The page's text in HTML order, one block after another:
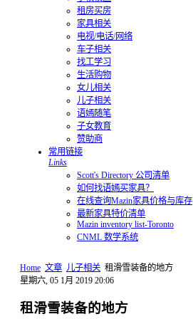
租房买房
家具相关
电视/电话/网络
车子相关
找工学习
生活购物
女儿相关
儿子相关
语嫣随笔
子女教育
赞助商
常用链接
Links
Scott's Directory 公司清单
如何找语嫣买家具？
在线查询Mazin家具价格与库存
最新家具特价清单
Mazin inventory list-Toronto
CNML 数学系统
Home 文章 儿子相关 租滑雪装备的地方
星期六, 05 1月 2019 20:06
租滑雪装备的地方